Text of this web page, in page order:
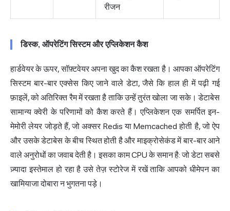
रीजन
डिस्क, ऑपरेटिंग सिस्टम और एप्लिकेशन कैश
हार्डवेयर के ऊपर, सॉफ़्टवेयर अपना खुद का कैश रखता है। आपका ऑपरेटिंग
सिस्टम बार-बार एक्सेस किए जाने वाले डेटा, जैसे कि हाल ही में पढ़ी गई
फ़ाइलें, को अतिरिक्त रैम में रखता है ताकि उन्हें तुरंत खोला जा सके। डेटाबेस
सामान्य क्वेरी के परिणामों को कैश करते हैं। एप्लिकेशन एक समर्पित इन-
मेमोरी लेयर जोड़ते हैं, जो अक्सर Redis या Memcached होती है, जो ऐप
और उसके डेटाबेस के बीच स्थित होती है और माइक्रोसेकंड में बार-बार आने
वाले अनुरोधों का जवाब देती है। इसका काम CPU के समान है: जो डेटा सबसे
ज़्यादा इस्तेमाल हो रहा है उसे तेज़ स्टोरेज में रखें ताकि आपको धीमेपन का
खामियाजा दोबारा न भुगतना पड़े।